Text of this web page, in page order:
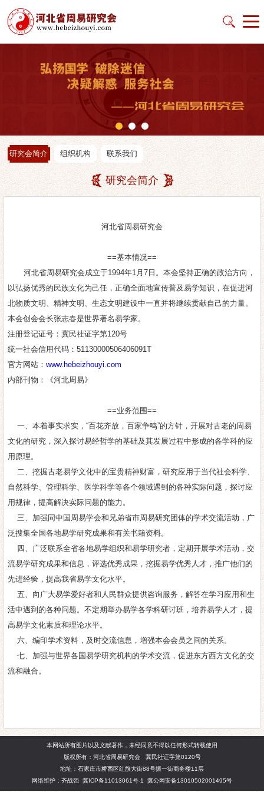
研究会简介 组织机构 联系我们
研究会简介
河北省周易研究会
==基本情况==
河北省周易研究会成立于1994年1月7日。本会坚持正确的政治方向，
以弘扬优秀的民族文化为己任，正确全面地宣传普及易学知识，在促进河
北物质文明、精神文明、生态文明建设中一直并将继续贡献自己的力量。
本会创会会长张志春是世界著名易学家。
注册登记证号：冀民社证字第120号
统一社会信用代码：51130000506406091T
官方网站：www.hebeizhouyi.com
内部刊物：《河北周易》
==业务范围==
一、本着事实求实，“百花齐放，百家争鸣”的方针，开展对古老的周易
文化的研究，深入探讨易经哲学的基础及其发展过程中形成的各学科的应
用原理。
二、挖掘古老易学文化中的宝贵精神财富，研究应用于当代社会科学、
自然科学、管理科学、医学科学等各个领域遇到的各种实际问题，探讨应
用规律，提高解决实际问题的能力。
三、加强同中国周易学会和兄弟省市周易研究团体的学术交流活动，广
泛搜集全国各地易学研究成果和有关书籍资料。
四、广泛联系全省各地易学组织和易学研究者，定期开展学术活动，交
流易学研究成果和信息，评选优秀成果，挖掘易学优秀人才，推广他们的
先进经验，提高我省易学文化水平。
五、向广大易学爱好者和人民群众提供咨询服务，解答在学习应用和生
活中遇到的各种问题。不定期举办易学各学科研讨班，培养易学人才，提
高易学文化素质和理论水平。
六、编印学术资料，及时交流信息，增强本会会员之间的关系。
七、加强与世界各国易学研究机构的学术交流，促进东方西方文化的交
流和融合。
本网站所有图片以及文献著作，未经同意不得以任何形式转载使用
版权所有：河北省周易研究会 冀民社证字第0120号
地址：石家庄市桥西区红旗大街88号振一街商务楼11层
网络维护：齐战强 冀ICP备11013061号-1 冀公网安备13010502001495号